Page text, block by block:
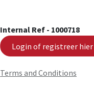
Internal Ref - 1000718
Login of registreer hier
Terms and Conditions